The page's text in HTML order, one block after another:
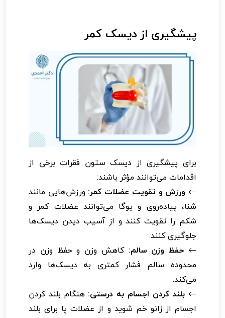
پیشگیری از دیسک کمر
برای پیشگیری از دیسک ستون فقرات برخی از
اقدامات می‌توانند مؤثر باشند:
ورزش و تقویت عضلات کمر: ورزش‌هایی مانند
شنا، پیاده‌روی و یوگا می‌توانند عضلات کمر و
شکم را تقویت کنند و از آسیب دیدن دیسک‌ها
جلوگیری کنند.
حفظ وزن سالم: کاهش وزن و حفظ وزن در
محدوده سالم فشار کمتری به دیسک‌ها وارد
می‌کند.
بلند کردن اجسام به درستی: هنگام بلند کردن
اجسام از زانو خم شوید و از عضلات پا برای بلند